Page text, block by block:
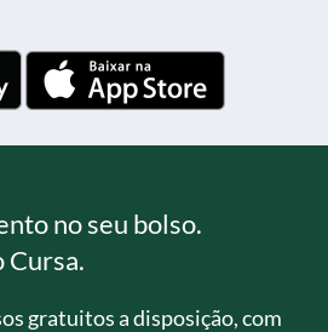
no seu bolso.
Cursa.
gratuitos a disposição, com